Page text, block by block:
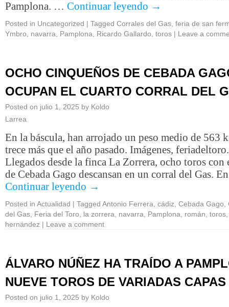
Pamplona. … Continuar leyendo →
Posted in Uncategorized | Tagged Corrales del Gas feria de san
Ymbro
navarra Pamplona Ricardo Gallardo toros | Leave a
OCHO CINQUEÑOS DE CEBADA
OCUPAN EL CUARTO CORRAL DEL
Posted on julio 1, 2025 by Koldo
Larrea
En la báscula, han arrojado un peso medio de 563
trece más que el año pasado. Imágenes,
Llegados desde la finca La Zorrera, ocho toros con
de Cebada Gago descansan en un corral del Gas.
Continuar leyendo →
Posted in Actualidad | Tagged Antonio Ferrera cádiz Cebada Gago
del Gas Feria del Toro la zorrera navarra Pamplona román toros
hernández | Leave a comment
ÁLVARO NÚÑEZ HA TRAÍDO A
NUEVE TOROS DE VARIADAS CAPAS
Posted on julio 1, 2025 by Koldo